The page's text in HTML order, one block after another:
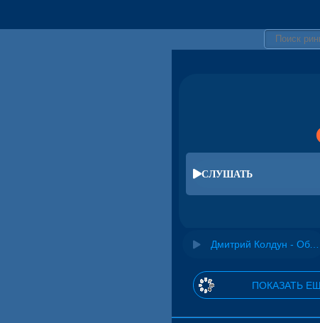
СЛУШАТЬ
Дмитрий Колдун - Облако
ПОКАЗАТЬ